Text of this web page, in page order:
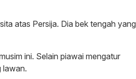
atas Persija. Dia bek tengah yang
ini. Selain piawai mengatur
lawan.